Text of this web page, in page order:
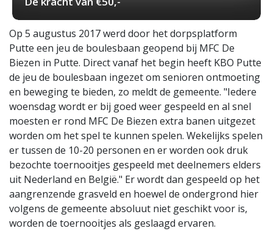
Op 5 augustus 2017 werd door het dorpsplatform
Putte een jeu de boulesbaan geopend bij MFC De
Biezen in Putte. Direct vanaf het begin heeft KBO Putte
de jeu de boulesbaan ingezet om senioren ontmoeting
en beweging te bieden, zo meldt de gemeente. "Iedere
woensdag wordt er bij goed weer gespeeld en al snel
moesten er rond MFC De Biezen extra banen uitgezet
worden om het spel te kunnen spelen. Wekelijks spelen
er tussen de 10-20 personen en er worden ook druk
bezochte toernooitjes gespeeld met deelnemers elders
uit Nederland en België." Er wordt dan gespeeld op het
aangrenzende grasveld en hoewel de ondergrond hier
volgens de gemeente absoluut niet geschikt voor is,
worden de toernooitjes als geslaagd ervaren.